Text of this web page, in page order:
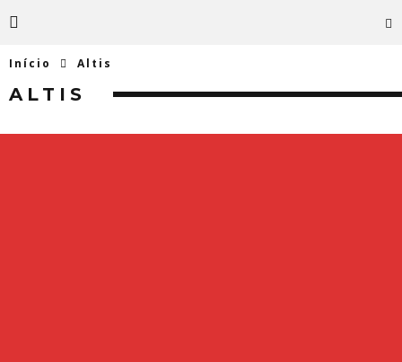
Início Altis
ALTIS